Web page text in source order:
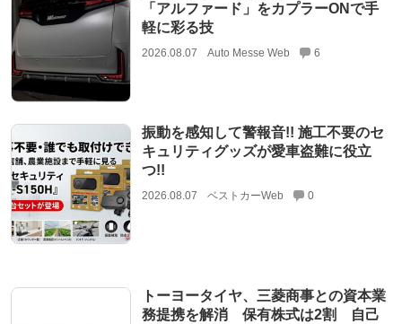
「アルファード」をカプラーONで手
軽に彩る技
2026.08.07 Auto Messe Web 6
振動を感知して警報音!! 施工不要のセ
キュリティグッズが愛車盗難に役立
つ!!
2026.08.07 ベストカーWeb 0
トーヨータイヤ、三菱商事との資本業
務提携を解消 保有株式は2割 自己